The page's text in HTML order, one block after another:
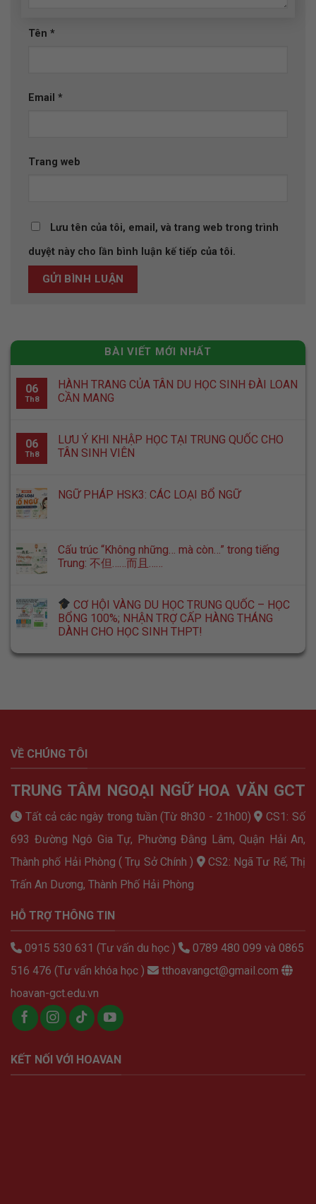
Tên *
Email *
Trang web
Lưu tên của tôi, email, và trang web trong trình
duyệt này cho lần bình luận kế tiếp của tôi.
BÀI VIẾT MỚI NHẤT
06
Th8
HÀNH TRANG CỦA TÂN DU HỌC SINH ĐÀI LOAN
CẦN MANG
06
Th8
LƯU Ý KHI NHẬP HỌC TẠI TRUNG QUỐC CHO
TÂN SINH VIÊN
NGỮ PHÁP HSK3: CÁC LOẠI BỔ NGỮ
Cấu trúc “Không những… mà còn…” trong tiếng
Trung: 不但……而且……
CƠ HỘI VÀNG DU HỌC TRUNG QUỐC – HỌC
BỔNG 100%; NHẬN TRỢ CẤP HÀNG THÁNG
DÀNH CHO HỌC SINH THPT!
VỀ CHÚNG TÔI
TRUNG TÂM NGOẠI NGỮ HOA VĂN GCT
Tất cả các ngày trong tuần (Từ 8h30 - 21h00)
CS1: Số
693 Đường Ngô Gia Tự, Phường Đằng Lâm, Quận Hải An,
Thành phố Hải Phòng ( Trụ Sở Chính )
CS2: Ngã Tư Rế, Thị
Trấn An Dương, Thành Phố Hải Phòng
HỖ TRỢ THÔNG TIN
0915 530 631 (Tư vấn du học )
0789 480 099 và 0865
516 476 (Tư vấn khóa học )
tthoavangct@gmail.com
hoavan-gct.edu.vn
KẾT NỐI VỚI HOAVAN